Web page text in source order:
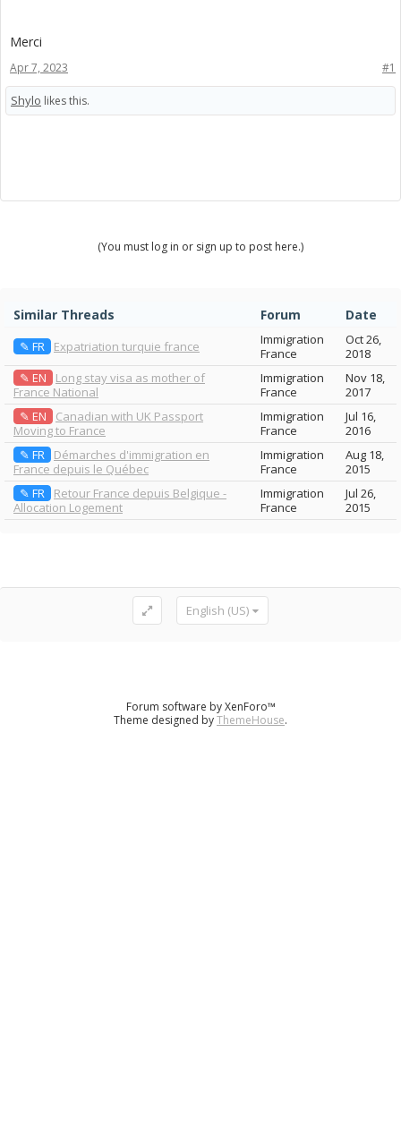
Merci
#1
Apr 7, 2023
Shylo likes this.
(You must log in or sign up to post here.)
Similar Threads Forum Date
✎ FR Expatriation turquie france
Immigration
France
Oct 26,
2018
✎ EN
Long stay visa as mother of
France National
Immigration
France
Nov 18,
2017
✎ EN
Canadian with UK Passport
Moving to France
Immigration
France
Jul 16,
2016
✎ FR
Démarches d'immigration en
France depuis le Québec
Immigration
France
Aug 18,
2015
✎ FR
Retour France depuis Belgique -
Allocation Logement
Immigration
France
Jul 26,
2015
English (US)
Forum software by XenForo™
Theme designed byThemeHouse.